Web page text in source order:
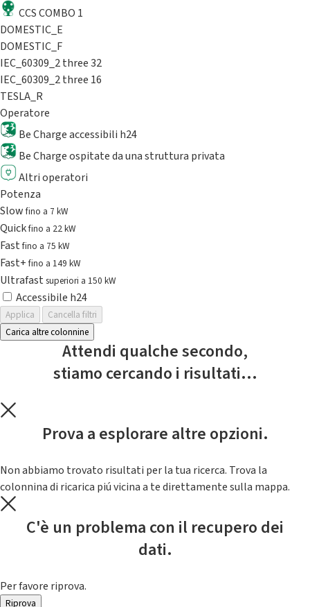
CCS COMBO 1
DOMESTIC_E
DOMESTIC_F
IEC_60309_2 three 32
IEC_60309_2 three 16
TESLA_R
Operatore
Be Charge accessibili h24
Be Charge ospitate da una struttura privata
Altri operatori
Potenza
Slowfino a 7 kW
Quickfino a 22 kW
Fastfino a 75 kW
Fast+fino a 149 kW
Ultrafast superiori a 150 kW
Accessibile h24
Applica
Cancella filtri
Carica altre colonnine
Attendi qualche secondo,
stiamo cercando i risultati...
Prova a esplorare altre opzioni.
Non abbiamo trovato risultati per la tua ricerca. Trova la
colonnina di ricarica piú vicina a te direttamente sulla mappa.
C'è un problema con il recupero dei
dati.
Per favore riprova.
Riprova